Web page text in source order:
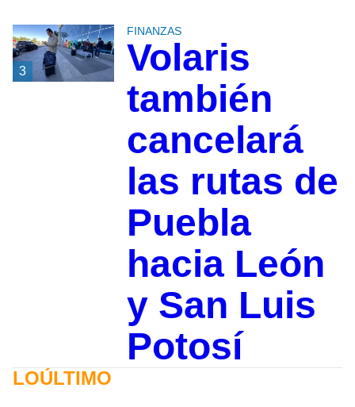
3
FINANZAS
Volaris
también
cancelará
las rutas de
Puebla
hacia León
y San Luis
Potosí
LOÚLTIMO